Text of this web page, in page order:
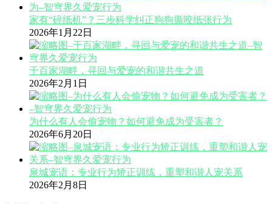
家有“碎纸机”？三步科学纠正狗狗撕咬纸张行为
2026年1月22日
于百家湖畔，寻回与爱宠的和谐共生之道
2026年2月1日
为什么有人会偷宠物？如何避免成为受害者？
2026年6月20日
泉城宠语：专业行为矫正训练，重塑和谐人宠关系
2026年2月8日